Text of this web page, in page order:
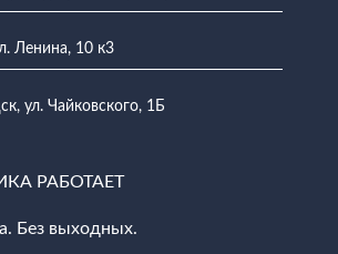
Ленина, 10 к3
ул. Чайковского, 1Б
РАБОТАЕТ
Без выходных.